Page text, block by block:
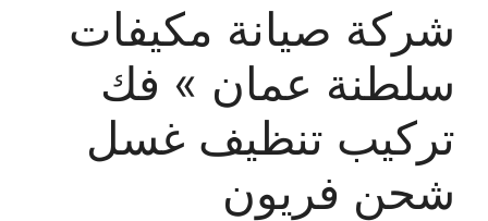
شركة صيانة مكيفات
سلطنة عمان » فك
تركيب تنظيف غسل
شحن فريون